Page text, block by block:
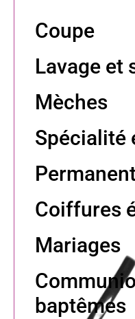
Coupe
Lavage et
Mèches
Spécialité
Coiffures
Mariages
baptêmes